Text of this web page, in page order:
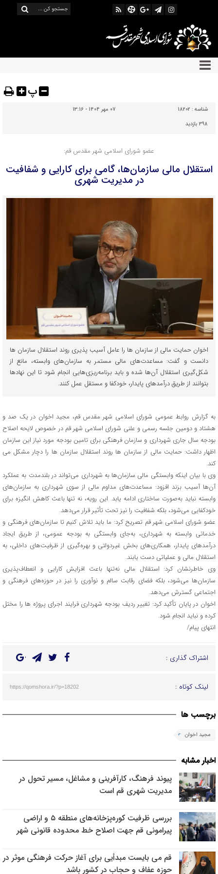
پ
شناسه : 18202
07 مهر 1404 - 13:16
398 بازدید
عضو شورای اسلامی شهر مقدس قم:
استقلال مالی سازمان‌ها، گامی برای کارایی و شفافیت
در مدیریت شهری
اخوان حمایت مالی از سازمان ها را عامل آسیب پذیری روند استقلال سازمان ها
دانست و گفت: مساعدت‌های مالی مستمر به سازمان‌های وابسته، مانع از
شکل‌گیری استقلال آن‌ها شده و باید برنامه‌ریزی‌هایی انجام شود تا این نهادها
بتوانند از طریق درآمدهای پایدار، خودکفا و مستقل عمل کنند.
به گزارش روابط عمومی شورای اسلامی شهر مقدس قم، مجید اخوان در یک صد و
هشتاد و دومین جلسه رسمی و علنی شورای اسلامی شهر قم در خصوص لایحه اصلاح
بودجه سال جاری شهرداری و سازمان‌ فرهنگی برای تامین بودجه مورد نیاز این سازمان
اظهار داشت: حمایت مالی از سازمان ها روند استقلال سازمان ها را دچار مشکل می
کند.
وی با بیان اینکه وابستگی مالی سازمان‌ها به شهرداری می‌تواند در بلندمدت به عملکرد
آن‌ها آسیب بزند افزود: مساعدت‌های مداوم مالی از سوی شهرداری به سازمان‌های
وابسته نباید به‌صورت ساختاری ادامه یابد. این رویه، نه‌ تنها باعث کاهش انگیزه برای
خودکفایی می‌شود، بلکه شفافیت را نیز تحت تأثیر قرار می‌دهد.
عضو شورای اسلامی شهر قم تصریح کرد: ما باید تلاش کنیم تا سازمان‌های فرهنگی و
خدماتی وابسته به شهرداری، به‌جای وابستگی به بودجه عمومی، از طریق ایجاد
درآمدهای پایدار، همکاری‌های بخش غیردولتی و بهره‌گیری از ظرفیت‌های داخلی، به
استقلال مالی و عملیاتی دست یابند.
وی خاطرنشان کرد: استقلال مالی نه‌تنها باعث افزایش کارایی و انعطاف‌پذیری
سازمان‌ها می‌شود، بلکه فضای رقابت سالم و نوآوری را نیز در حوزه‌های فرهنگی و
اجتماعی گسترش می‌دهد.
اخوان در پایان تأکید کرد: تغییر ردیف بودجه شهرداری فرایند اجرای پروژه ها را مختل
کرده و نباید انجام شود.
انتهای پیام/
اشتراک گذاری :
لینک کوتاه : https://qomshora.ir/?p=18202
برچسب ها
مجید اخوان
اخبار مشابه
پیوند فرهنگ، کارآفرینی و مشاغل، مسیر تحول در
مدیریت شهری قم است
بررسی ظرفیت کوره‌پزخانه‌های منطقه ۵ و اراضی
پیرامونی قم جهت اصلاح خط محدوده قانونی شهر
قم می بایست مبدأیی برای آغاز حرکت فرهنگی موثر در
حوزه عفاف و حجاب در کشور باشد